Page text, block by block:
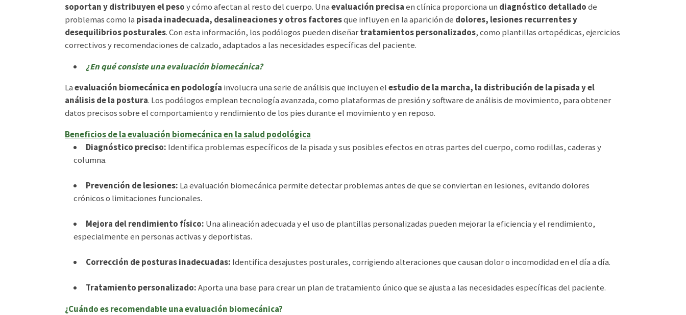
soportan y distribuyen el pesoy cómo afectan al resto del cuerpo. Unaevaluación precisaen clínica proporciona un diagnóstico detalladode
problemas como la pisada inadecuada, desalineaciones y otros factoresque influyen en la aparición de dolores, lesiones recurrentes y
desequilibrios posturales. Con esta información, los podólogos pueden diseñartratamientos personalizados, como plantillas ortopédicas, ejercicios
correctivos y recomendaciones de calzado, adaptados a las necesidades específicas del paciente.
¿En qué consiste una evaluación biomecánica?
Laevaluación biomecánica en podología involucra una serie de análisis que incluyen elestudio de la marcha, la distribución de la pisada y el
análisis de la postura. Los podólogos emplean tecnología avanzada, como plataformas de presión y software de análisis de movimiento, para obtener
datos precisos sobre el comportamiento y rendimiento de los pies durante el movimiento y en reposo.
Beneficios de la evaluación biomecánica en la salud podológica
Diagnóstico preciso: Identifica problemas específicos de la pisada y sus posibles efectos en otras partes del cuerpo, como rodillas, caderas y
columna.
Prevención de lesiones: La evaluación biomecánica permite detectar problemas antes de que se conviertan en lesiones, evitando dolores
crónicos o limitaciones funcionales.
Mejora del rendimiento físico: Una alineación adecuada y el uso de plantillas personalizadas pueden mejorar la eficiencia y el rendimiento,
especialmente en personas activas y deportistas.
Corrección de posturas inadecuadas: Identifica desajustes posturales, corrigiendo alteraciones que causan dolor o incomodidad en el día a día.
Tratamiento personalizado:Aporta una base para crear un plan de tratamiento único que se ajusta a las necesidades específicas del paciente.
¿Cuándo es recomendable una evaluación biomecánica?